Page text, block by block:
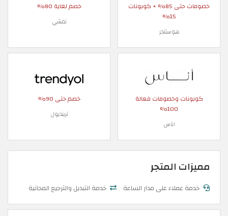
خصومات حتى 85% + كوبونات
15%
هوستنجر
خصم لغاية 80%
نمشي
كوبونات وخصومات فعالة
100%
اناس
خصم حتى 90%
ترينديول
مميزات المتجر
خدمة عملاء على مدار الساعة خدمة التبديل والترجيع المجانية